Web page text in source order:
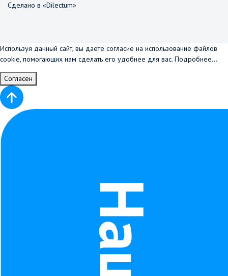
Сделано в «Dilectum»
Используя данный сайт, вы даете согласие на использование файлов
cookie, помогающих нам сделать его удобнее для вас. Подробнее...
Согласен